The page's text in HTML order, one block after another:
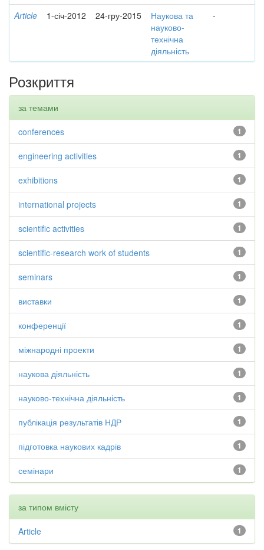
Article 1-січ-2012 24-гру-2015
Наукова та
науково-
технічна
діяльність
-
Розкриття
за темами
1
conferences
1
engineering activities
1
exhibitions
1
international projects
1
scientific activities
1
scientific-research work of students
1
seminars
1
виставки
1
конференції
1
міжнародні проекти
1
наукова діяльність
1
науково-технічна діяльність
1
публікація результатів НДР
1
підготовка наукових кадрів
1
семінари
за типом вмісту
1
Article